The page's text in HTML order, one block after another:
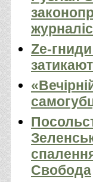
Ze-
Свобода